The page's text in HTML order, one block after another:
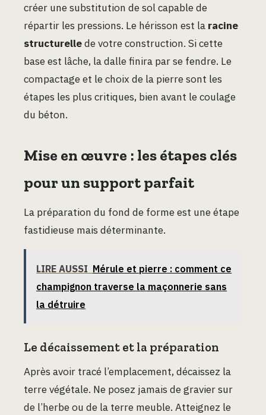
créer une substitution de sol capable de
répartir les pressions. Le hérisson est la racine
structurellede votre construction. Si cette
base est lâche, la dalle finira par se fendre. Le
compactage et le choix de la pierre sont les
étapes les plus critiques, bien avant le coulage
du béton.
Mise en œuvre : les étapes clés
pour un support parfait
La préparation du fond de forme est une étape
fastidieuse mais déterminante.
LIRE AUSSI Mérule et pierre : comment ce
champignon traverse la maçonnerie sans
la détruire
Le décaissement et la préparation
Après avoir tracé l’emplacement, décaissez la
terre végétale. Ne posez jamais de gravier sur
de l’herbe ou de la terre meuble. Atteignez le